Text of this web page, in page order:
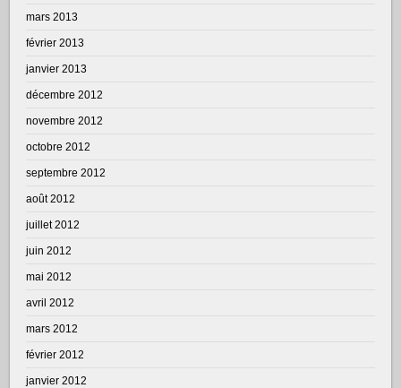
mars 2013
février 2013
janvier 2013
décembre 2012
novembre 2012
octobre 2012
septembre 2012
août 2012
juillet 2012
juin 2012
mai 2012
avril 2012
mars 2012
février 2012
janvier 2012